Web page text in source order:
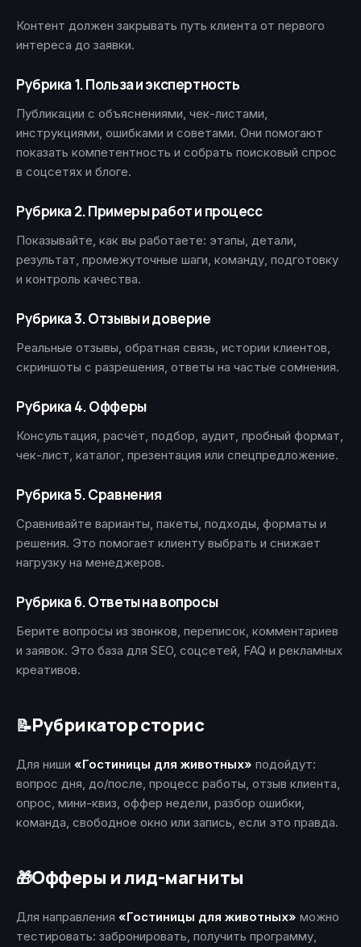
Контент должен закрывать путь клиента от первого
интереса до заявки.
Рубрика 1. Польза и экспертность
Публикации с объяснениями, чек-листами,
инструкциями, ошибками и советами. Они помогают
показать компетентность и собрать поисковый спрос
в соцсетях и блоге.
Рубрика 2. Примеры работ и процесс
Показывайте, как вы работаете: этапы, детали,
результат, промежуточные шаги, команду, подготовку
и контроль качества.
Рубрика 3. Отзывы и доверие
Реальные отзывы, обратная связь, истории клиентов,
скриншоты с разрешения, ответы на частые сомнения.
Рубрика 4. Офферы
Консультация, расчёт, подбор, аудит, пробный формат,
чек-лист, каталог, презентация или спецпредложение.
Рубрика 5. Сравнения
Сравнивайте варианты, пакеты, подходы, форматы и
решения. Это помогает клиенту выбрать и снижает
нагрузку на менеджеров.
Рубрика 6. Ответы на вопросы
Берите вопросы из звонков, переписок, комментариев
и заявок. Это база для SEO, соцсетей, FAQ и рекламных
креативов.
📝Рубрикатор сторис
Для ниши «Гостиницы для животных» подойдут:
вопрос дня, до/после, процесс работы, отзыв клиента,
опрос, мини-квиз, оффер недели, разбор ошибки,
команда, свободное окно или запись, если это правда.
🎁Офферы и лид-магниты
Для направления «Гостиницы для животных» можно
тестировать: забронировать, получить программу,